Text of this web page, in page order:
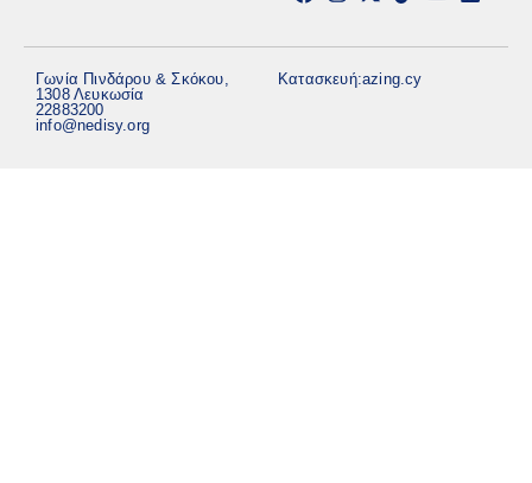
Γωνία Πινδάρου & Σκόκου,
1308 Λευκωσία
22883200
info@nedisy.org
Κατασκευή:azing.cy